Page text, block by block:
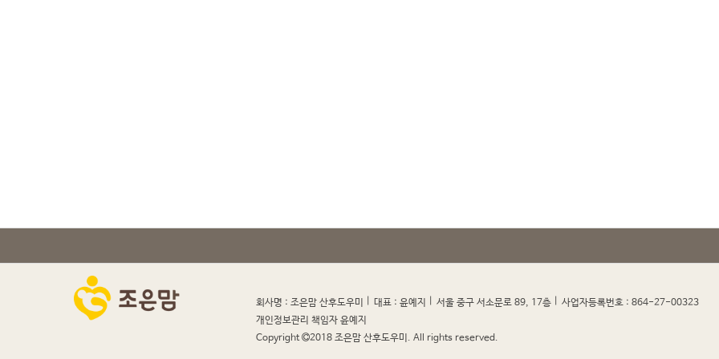
회사명 : 조은맘 산후도우미 대표 : 윤예지 서울 중구 서소문로 89, 17층 사업자등록번호 : 864-27-00323
개인정보관리 책임자 윤예지
Copyright
2018 조은맘 산후도우미. All rights reserved.